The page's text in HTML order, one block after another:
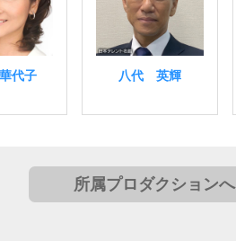
代子 八代 英輝
所属プロダクションへ